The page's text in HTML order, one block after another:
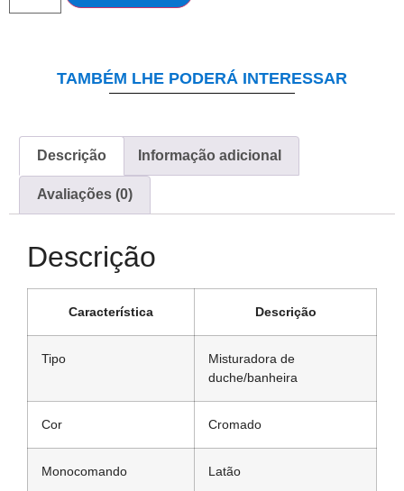
TAMBÉM LHE PODERÁ INTERESSAR
Descrição Informação adicional
Avaliações (0)
Descrição
Característica Descrição
Tipo
Misturadora de
duche/banheira
Cor Cromado
Monocomando Latão